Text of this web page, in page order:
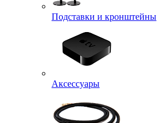
Подставки и кронштейны
Аксессуары